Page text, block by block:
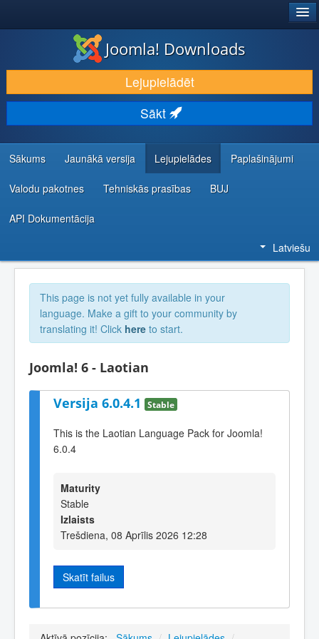
LEJUPIELĀDĒT UN PAPLAŠINĀT
ATKLĀJ UN IEMĀCIES
KOPIENA UN ATBALSTS
IZSTRĀDĀTĀJU RESURSI
Joomla! Downloads
Lejupielādēt
Sākt
Sākums Jaunākā versija Lejupielādes Paplašinājumi
Valodu pakotnes Tehniskās prasības BUJ
API Dokumentācija
Latviešu
This page is not yet fully available in your
language. Make a gift to your community by
translating it! Click here to start.
Joomla! 6 - Laotian
Versija 6.0.4.1 Stable
This is the Laotian Language Pack for Joomla!
6.0.4
Maturity
Stable
Izlaists
Trešdiena, 08 Aprīlis 2026 12:28
Skatīt failus